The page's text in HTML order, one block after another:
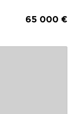
65 000 €